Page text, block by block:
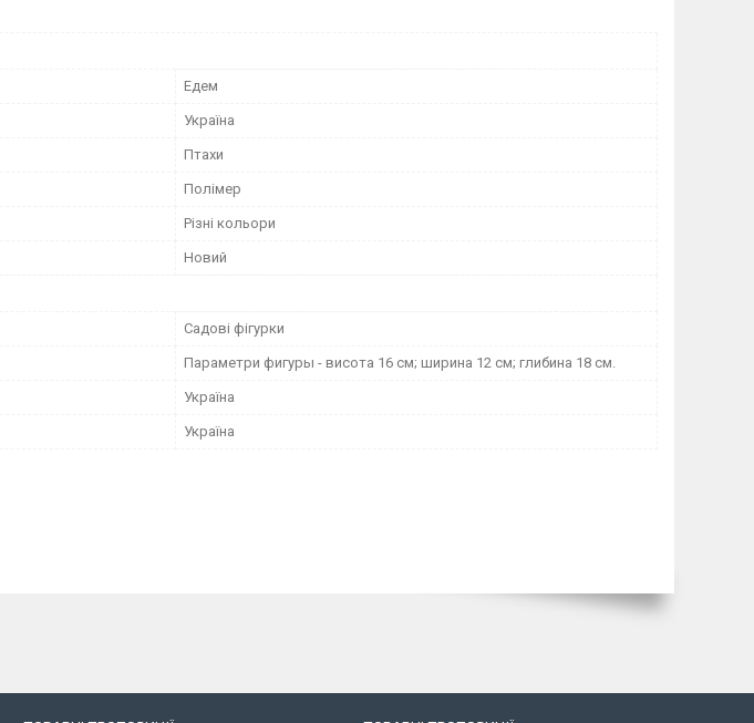
Едем
Україна
Птахи
Полімер
Різні кольори
Новий
Садові фігурки
Параметри фигуры - висота 16 см; ширина 12 см; глибина 18 см.
Україна
Україна